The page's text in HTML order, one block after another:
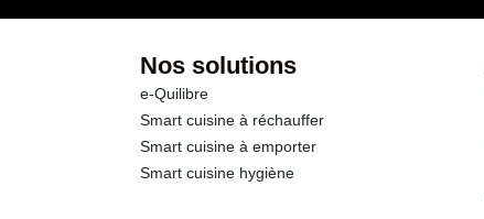
Nos solutions
e-Quilibre
Smart cuisine à réchauffer
Smart cuisine à emporter
Smart cuisine hygiène